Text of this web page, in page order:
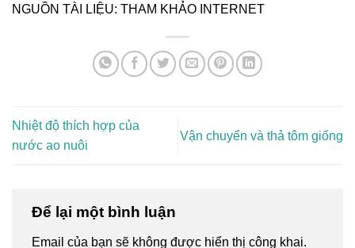
NGUỒN TÀI LIỆU: THAM KHẢO INTERNET
Nhiệt độ thích hợp của
nước ao nuôi
Vận chuyển và thả tôm giống
Để lại một bình luận
Email của bạn sẽ không được hiển thị công khai.